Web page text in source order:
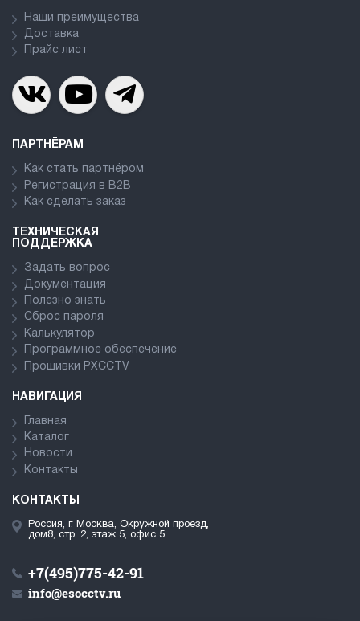
Наши преимущества
Доставка
Прайс лист
ПАРТНЁРАМ
Как стать партнёром
Регистрация в В2В
Как сделать заказ
ТЕХНИЧЕСКАЯ
ПОДДЕРЖКА
Задать вопрос
Документация
Полезно знать
Сброс пароля
Калькулятор
Программное обеспечение
Прошивки PXCCTV
НАВИГАЦИЯ
Главная
Каталог
Новости
Контакты
КОНТАКТЫ
Россия, г. Москва, Окружной проезд,
дом8, стр. 2, этаж 5, офис 5
+7(495)775-42-91
info@esocctv.ru